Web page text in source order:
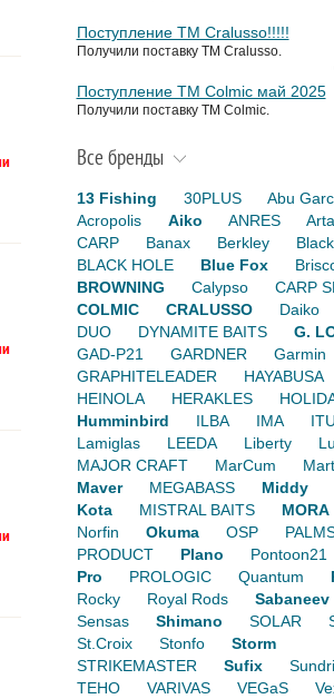
Поступление TM Cralusso!!!!!
Получили поставку ТМ Cralusso.
Поступление TM Colmic май 2025
Получили поставку ТМ Colmic.
Все бренды
13 Fishing 30PLUS
Abu
Acropolis
Aiko ANRES
CARP
Banax Berkley
BLACK HOLE
Blue Fox
BROWNING
Calypso
CARP
COLMIC
CRALUSSO Daiko
DUO
DYNAMITE BAITS
G.
GAD-P21
GARDNER
Garmin
GRAPHITELEADER
HAYABUSA
HEINOLA
HERAKLES
Humminbird
ILBA IMA
Lamiglas
LEEDA Liberty
MAJOR CRAFT
MarCum
Maver
MEGABASS Middy
Kota
MISTRAL BAITS MORA
Norfin
Okuma OSP
PRODUCT
Plano Pontoon21
Pro
PROLOGIC Quantum
Rocky
Royal Rods Sabaneev
Sensas
Shimano SOLAR
St.Croix
Stonfo
Storm
STRIKEMASTER
Sufix
TEHO
VARIVAS VEGaS